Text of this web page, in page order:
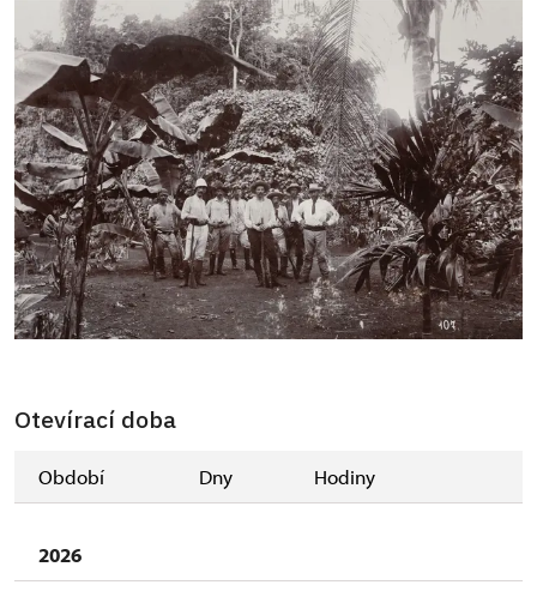
Otevírací doba
Období Dny Hodiny
2026